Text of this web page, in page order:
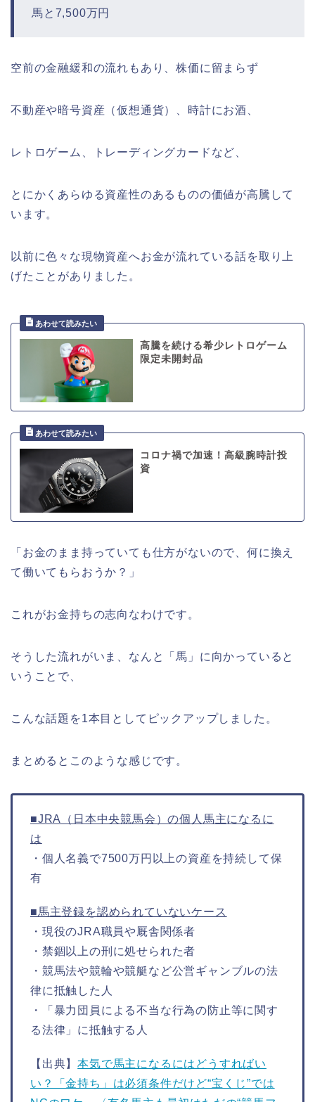
馬と7,500万円
空前の金融緩和の流れもあり、株価に留まらず
不動産や暗号資産（仮想通貨）、時計にお酒、
レトロゲーム、トレーディングカードなど、
とにかくあらゆる資産性のあるものの価値が高騰して
います。
以前に色々な現物資産へお金が流れている話を取り上
げたことがありました。
高騰を続ける希少レトロゲーム
限定未開封品
コロナ禍で加速！高級腕時計投
資
「お金のまま持っていても仕方がないので、何に換え
て働いてもらおうか？」
これがお金持ちの志向なわけです。
そうした流れがいま、なんと「馬」に向かっていると
いうことで、
こんな話題を1本目としてピックアップしました。
まとめるとこのような感じです。
■JRA（日本中央競馬会）の個人馬主になるに
は
・個人名義で7500万円以上の資産を持続して保
有
■馬主登録を認められていないケース
・現役のJRA職員や厩舎関係者
・禁錮以上の刑に処せられた者
・競馬法や競輪や競艇など公営ギャンブルの法
律に抵触した人
・「暴力団員による不当な行為の防止等に関す
る法律」に抵触する人
【出典】本気で馬主になるにはどうすればい
い？「金持ち」は必須条件だけど“宝くじ”では